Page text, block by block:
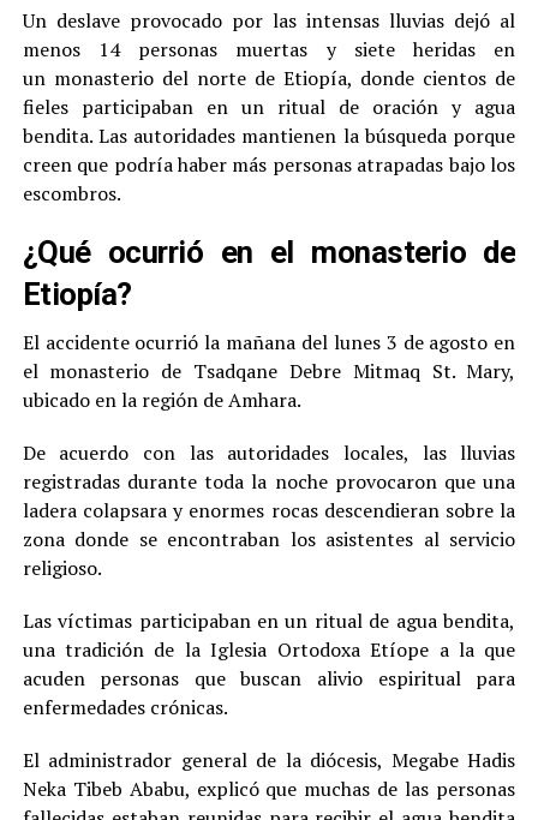
Un deslave provocado por las intensas lluvias dejó al
menos 14 personas muertas y siete heridas en
un monasterio del norte de Etiopía, donde cientos de
fieles participaban en un ritual de oración y agua
bendita. Las autoridades mantienen la búsqueda porque
creen que podría haber más personas atrapadas bajo los
escombros.
¿Qué ocurrió en el monasterio de
Etiopía?
El accidente ocurrió la mañana del lunes 3 de agosto en
el monasterio de Tsadqane Debre Mitmaq St. Mary,
ubicado en la región de Amhara.
De acuerdo con las autoridades locales, las lluvias
registradas durante toda la noche provocaron que una
ladera colapsara y enormes rocas descendieran sobre la
zona donde se encontraban los asistentes al servicio
religioso.
Las víctimas participaban en un ritual de agua bendita,
una tradición de la Iglesia Ortodoxa Etíope a la que
acuden personas que buscan alivio espiritual para
enfermedades crónicas.
El administrador general de la diócesis, Megabe Hadis
Neka Tibeb Ababu, explicó que muchas de las personas